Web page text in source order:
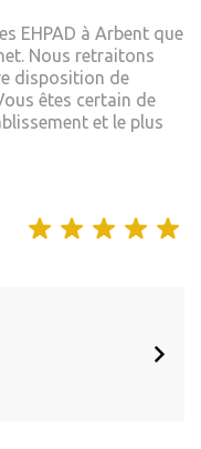
EHPAD à Arbent que
Nous retraitons
disposition de
êtes certain de
et le plus